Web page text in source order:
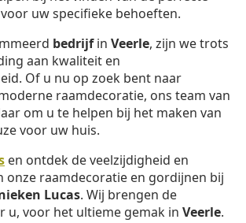
uw specifieke behoeften.
bedrijfin Veerle, zijn we trots
aan kwaliteit en
Of u nu op zoek bent naar
raamdecoratie, ons team van
om u te helpen bij het maken van
voor uw huis.
en ontdek de veelzijdigheid en
onze raamdecoratie en gordijnen bij
Lucas. Wij brengen de
u, voor het ultieme gemak in Veerle.